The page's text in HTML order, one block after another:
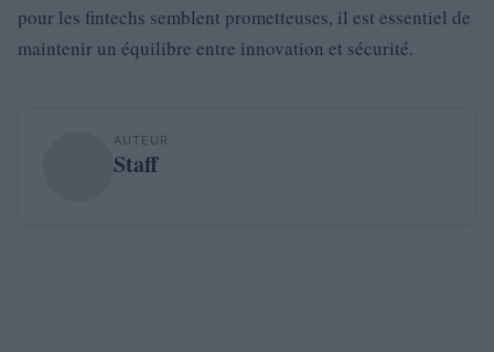
pour les fintechs semblent prometteuses, il est essentiel de
maintenir un équilibre entre innovation et sécurité.
AUTEUR
Staff